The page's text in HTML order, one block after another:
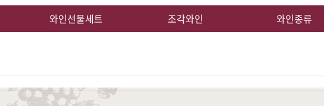
와인선물세트 조각와인 와인종류